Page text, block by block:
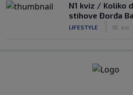
N1 kviz / Koliko
stihove Đorđa
LIFESTYLE 18. svi.